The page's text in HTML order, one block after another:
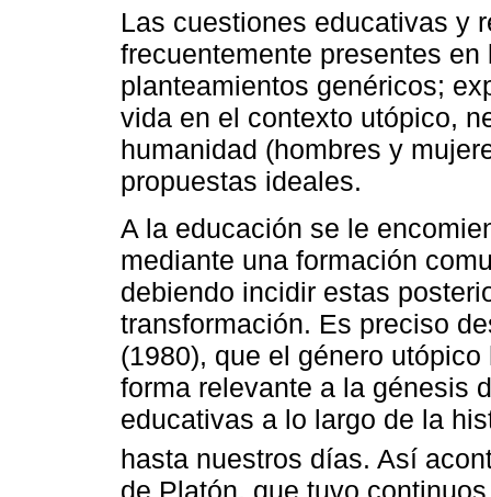
Las cuestiones educativas y
frecuentemente presentes
planteamientos genéricos;
vida en el contexto utópico,
humanidad (hombres y
propuestas ideales.
A la educación se le
mediante una formación
debiendo incidir estas
transformación. Es preciso
(1980), que el género
forma relevante a la génesis
educativas a lo largo de la
hasta nuestros días. Así
de Platón, que tuvo